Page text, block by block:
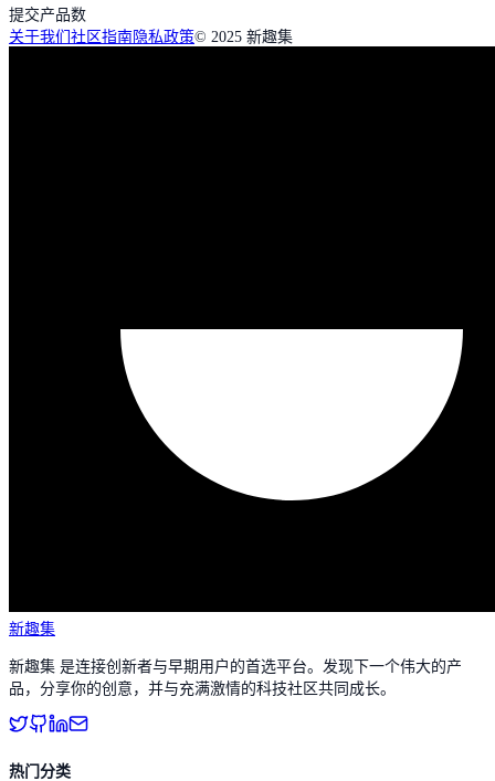
提交产品数
关于我们 社区指南隐私政策© 2025 新趣集
新趣集
新趣集 是连接创新者与早期用户的首选平台。发现下一个伟大的产
品，分享你的创意，并与充满激情的科技社区共同成长。
热门分类